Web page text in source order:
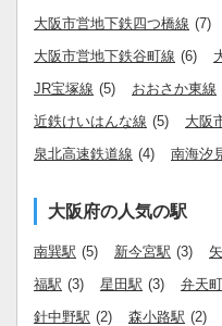
大阪市営地下鉄四つ橋線 (7)
大阪市営地下鉄谷町線 (6)
JR宝塚線 (5) おおさか東線
近鉄けいはんな線 (5) 大阪
泉北高速鉄道線 (4) 南海汐
大阪府の人気の駅
南巽駅 (5) 新今宮駅 (3)
福駅 (3) 星田駅 (3) 弁天
針中野駅 (2) 森小路駅 (2)